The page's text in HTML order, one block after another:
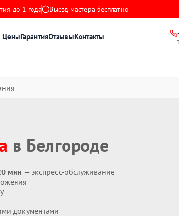
до 1 года Выезд мастера бесплатно
ЦеныГарантияОтзывыКонтакты
в Белгороде
мин — экспресс-обслуживание
документами